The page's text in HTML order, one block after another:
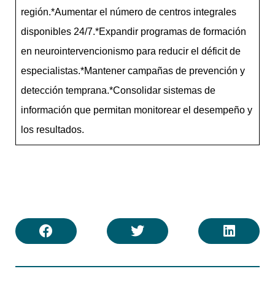
región.*Aumentar el número de centros integrales
disponibles 24/7.*Expandir programas de formación
en neurointervencionismo para reducir el déficit de
especialistas.*Mantener campañas de prevención y
detección temprana.*Consolidar sistemas de
información que permitan monitorear el desempeño y
los resultados.